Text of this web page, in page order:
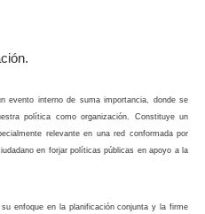
evento interno de suma importancia, donde se
política como organización. Constituye un
relevante en una red conformada por
en forjar políticas públicas en apoyo a la
enfoque en la planificación conjunta y la firme